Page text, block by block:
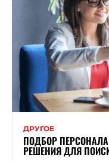
ДРУГОЕ
ПОДБОР
РЕШЕНИЯ ДЛЯ